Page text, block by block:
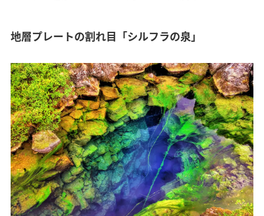
地層プレートの割れ目「シルフラの泉」